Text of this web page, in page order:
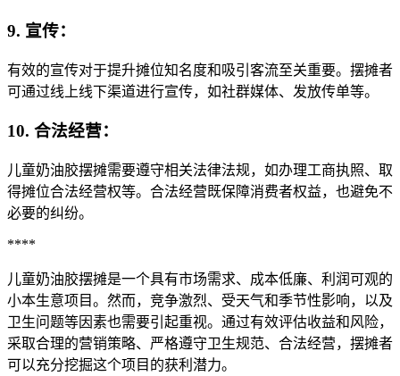
9. 宣传：
有效的宣传对于提升摊位知名度和吸引客流至关重要。摆摊者
可通过线上线下渠道进行宣传，如社群媒体、发放传单等。
10. 合法经营：
儿童奶油胶摆摊需要遵守相关法律法规，如办理工商执照、取
得摊位合法经营权等。合法经营既保障消费者权益，也避免不
必要的纠纷。
****
儿童奶油胶摆摊是一个具有市场需求、成本低廉、利润可观的
小本生意项目。然而，竞争激烈、受天气和季节性影响，以及
卫生问题等因素也需要引起重视。通过有效评估收益和风险，
采取合理的营销策略、严格遵守卫生规范、合法经营，摆摊者
可以充分挖掘这个项目的获利潜力。